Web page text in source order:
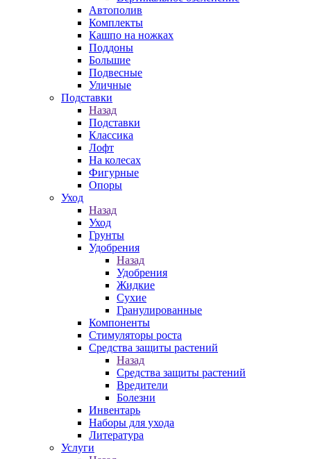
Автополив
Комплекты
Кашпо на ножках
Поддоны
Большие
Подвесные
Уличные
Подставки
Назад
Подставки
Классика
Лофт
На колесах
Фигурные
Опоры
Уход
Назад
Уход
Грунты
Удобрения
Назад
Удобрения
Жидкие
Сухие
Гранулированные
Компоненты
Стимуляторы роста
Средства защиты растений
Назад
Средства защиты растений
Вредители
Болезни
Инвентарь
Наборы для ухода
Литература
Услуги